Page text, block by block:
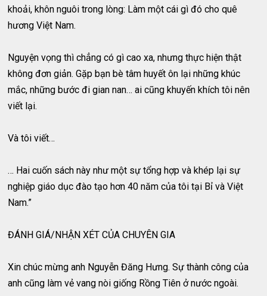
khoải, khôn nguôi trong lòng: Làm một cái gì đó cho quê
hương Việt Nam.
Nguyện vọng thì chẳng có gì cao xa, nhưng thực hiện thật
không đơn giản. Gặp bạn bè tâm huyết ôn lại những khúc
mắc, những bước đi gian nan… ai cũng khuyến khích tôi nên
viết lại.
Và tôi viết…
… Hai cuốn sách này như một sự tổng hợp và khép lại sự
nghiệp giáo dục đào tạo hơn 40 năm của tôi tại Bỉ và Việt
Nam.”
ĐÁNH GIÁ/NHẬN XÉT CỦA CHUYÊN GIA
Xin chúc mừng anh Nguyễn Đăng Hưng. Sự thành công của
anh cũng làm vẻ vang nòi giống Rồng Tiên ở nước ngoài.